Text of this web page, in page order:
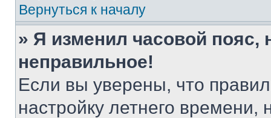
Вернуться к началу
» Я изменил часовой пояс,
неправильное!
Если вы уверены, что
настройку летнего